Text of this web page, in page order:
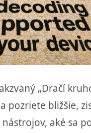
„Dračí
pozriete bližšie,
aké sa